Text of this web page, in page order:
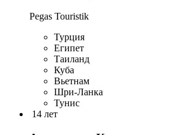
Pegas Touristik
Турция
Египет
Таиланд
Куба
Вьетнам
Шри-Ланка
Тунис
14 лет